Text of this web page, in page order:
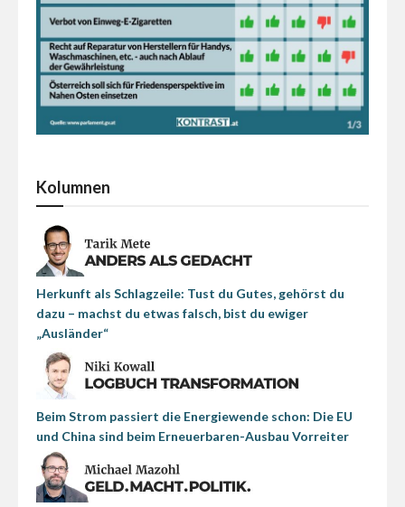
Kolumnen
Herkunft als Schlagzeile: Tust du Gutes, gehörst du
dazu – machst du etwas falsch, bist du ewiger
„Ausländer“
Beim Strom passiert die Energiewende schon: Die EU
und China sind beim Erneuerbaren-Ausbau Vorreiter